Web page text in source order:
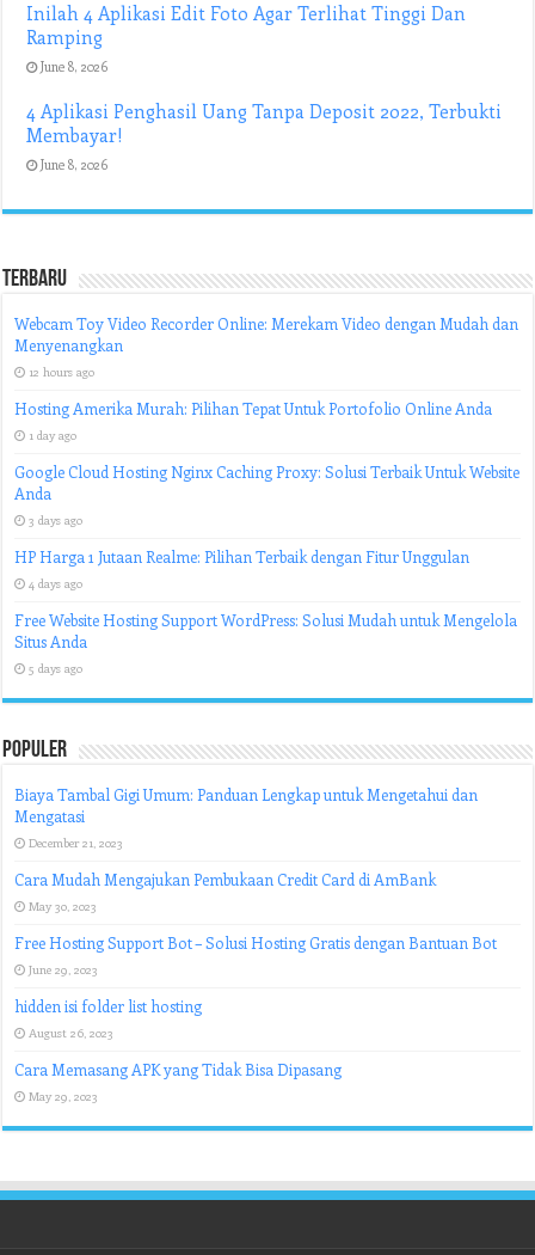
Inilah 4 Aplikasi Edit Foto Agar Terlihat Tinggi Dan
Ramping
June 8, 2026
4 Aplikasi Penghasil Uang Tanpa Deposit 2022, Terbukti
Membayar!
June 8, 2026
Terbaru
Webcam Toy Video Recorder Online: Merekam Video dengan Mudah dan
Menyenangkan
12 hours ago
Hosting Amerika Murah: Pilihan Tepat Untuk Portofolio Online Anda
1 day ago
Google Cloud Hosting Nginx Caching Proxy: Solusi Terbaik Untuk Website
Anda
3 days ago
HP Harga 1 Jutaan Realme: Pilihan Terbaik dengan Fitur Unggulan
4 days ago
Free Website Hosting Support WordPress: Solusi Mudah untuk Mengelola
Situs Anda
5 days ago
Populer
Biaya Tambal Gigi Umum: Panduan Lengkap untuk Mengetahui dan
Mengatasi
December 21, 2023
Cara Mudah Mengajukan Pembukaan Credit Card di AmBank
May 30, 2023
Free Hosting Support Bot – Solusi Hosting Gratis dengan Bantuan Bot
June 29, 2023
hidden isi folder list hosting
August 26, 2023
Cara Memasang APK yang Tidak Bisa Dipasang
May 29, 2023